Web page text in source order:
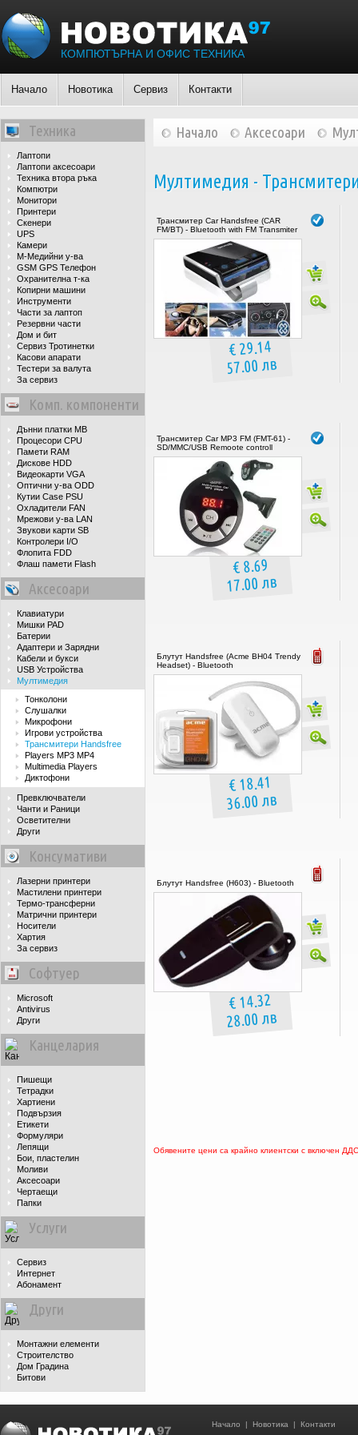
КОМПЮТЪРНА И ОФИС ТЕХНИКА
Начало Новотика Сервиз Контакти
Техника
Лаптопи
Лаптопи аксесоари
Техника втора ръка
Компютри
Монитори
Принтери
Скенери
UPS
Камери
М-Медийни у-ва
GSM GPS Телефон
Охранителна т-ка
Копирни машини
Инструменти
Части за лаптоп
Резервни части
Дом и бит
Сервиз Тротинетки
Касови апарати
Тестери за валута
За сервиз
Комп. компоненти
Дънни платки MB
Процесори CPU
Памети RAM
Дискове HDD
Видеокарти VGA
Оптични у-ва ODD
Кутии Case PSU
Охладители FAN
Мрежови у-ва LAN
Звукови карти SB
Контролери I/O
Флопита FDD
Флаш памети Flash
Аксесоари
Клавиатури
Мишки PAD
Батерии
Адаптери и Зарядни
Кабели и букси
USB Устройства
Мултимедия
Тонколони
Слушалки
Микрофони
Игрови устройства
Трансмитери Handsfree
Players MP3 MP4
Multimedia Players
Диктофони
Превключватели
Чанти и Раници
Осветителни
Други
Консумативи
Лазерни принтери
Мастилени принтери
Термо-трансферни
Матрични принтери
Носители
Хартия
За сервиз
Софтуер
Microsoft
Antivirus
Други
Канцелария
Пишещи
Тетрадки
Хартиени
Подвързия
Етикети
Формуляри
Лепящи
Бои, пластелин
Моливи
Аксесоари
Чертаещи
Папки
Услуги
Сервиз
Интернет
Абонамент
Други
Монтажни елементи
Строителство
Дом Градина
Битови
Начало Аксесоари
Мултимедия -
Трансмитер Car Handsfree (CAR
FM/BT) - Bluetooth with FM Transmiter
€ 29.14
57.00 лв
Трансмитер Car MP3 FM (FMT-61) -
SD/MMC/USB Remoote controll
€ 8.69
17.00 лв
Блутут Handsfree (Acme BH04 Trendy
Headset) - Bluetooth
€ 18.41
36.00 лв
Блутут Handsfree (H603) - Bluetooth
€ 14.32
28.00 лв
Обявените цени са крайно клиентски с включен ДДС
Начало | Новотика | Контакти